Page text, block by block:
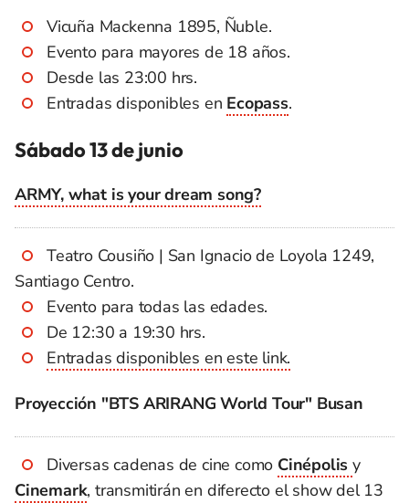
Vicuña Mackenna 1895, Ñuble.
Evento para mayores de 18 años.
Desde las 23:00 hrs.
Entradas disponibles en Ecopass.
Sábado 13 de junio
ARMY, what is your dream song?
Teatro Cousiño | San Ignacio de Loyola 1249,
Santiago Centro.
Evento para todas las edades.
De 12:30 a 19:30 hrs.
Entradas disponibles en este link.
Proyección "BTS ARIRANG World Tour" Busan
Diversas cadenas de cine como Cinépolis y
Cinemark, transmitirán en diferecto el show del 13